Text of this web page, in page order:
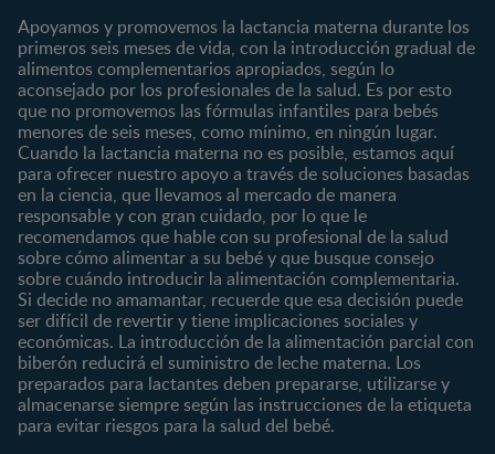
¿Quiénes somos?
Marcas y productos
Nuestros Productos
Nuestras Marcas
Embarazo
Posparto
0 a 4 meses
4 a 6 meses
6 a 8 meses
8 a 12 meses
12 a 24 meses
Desde 2 años
Preescolar
Escolar
Nutrición
Salud
Maternidad
Paternidad
Vida en familia
Marcas
CERELAC®
GERBER®
KLIM®
NAN® 3
Productos
Cereales Infantiles
Compotas y galletas
Fórmulas Infantiles
Vitaminas y Suplementos
Apoyamos y promovemos la lactancia materna durante los
primeros seis meses de vida, con la introducción gradual de
alimentos complementarios apropiados, según lo
aconsejado por los profesionales de la salud. Es por esto
que no promovemos las fórmulas infantiles para bebés
menores de seis meses, como mínimo, en ningún lugar.
Cuando la lactancia materna no es posible, estamos aquí
para ofrecer nuestro apoyo a través de soluciones basadas
en la ciencia, que llevamos al mercado de manera
responsable y con gran cuidado, por lo que le
recomendamos que hable con su profesional de la salud
sobre cómo alimentar a su bebé y que busque consejo
sobre cuándo introducir la alimentación complementaria.
Si decide no amamantar, recuerde que esa decisión puede
ser difícil de revertir y tiene implicaciones sociales y
económicas. La introducción de la alimentación parcial con
biberón reducirá el suministro de leche materna. Los
preparados para lactantes deben prepararse, utilizarse y
almacenarse siempre según las instrucciones de la etiqueta
para evitar riesgos para la salud del bebé.